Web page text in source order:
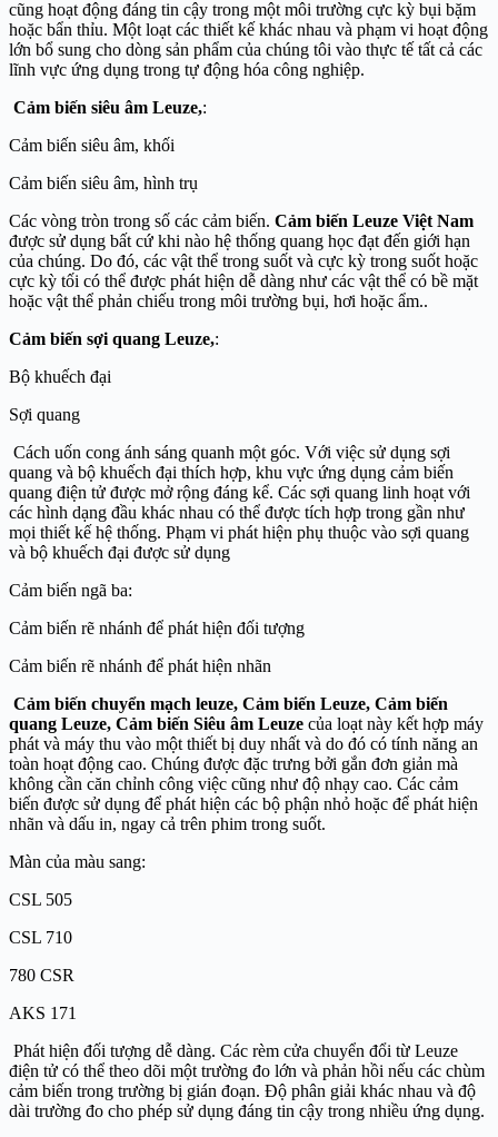
cũng hoạt động đáng tin cậy trong một môi trường cực kỳ bụi bặm
hoặc bẩn thỉu. Một loạt các thiết kế khác nhau và phạm vi hoạt động
lớn bổ sung cho dòng sản phẩm của chúng tôi vào thực tế tất cả các
lĩnh vực ứng dụng trong tự động hóa công nghiệp.
Cảm biến siêu âm Leuze,:
Cảm biến siêu âm, khối
Cảm biến siêu âm, hình trụ
Các vòng tròn trong số các cảm biến. Cảm biến Leuze Việt Nam
được sử dụng bất cứ khi nào hệ thống quang học đạt đến giới hạn
của chúng. Do đó, các vật thể trong suốt và cực kỳ trong suốt hoặc
cực kỳ tối có thể được phát hiện dễ dàng như các vật thể có bề mặt
hoặc vật thể phản chiếu trong môi trường bụi, hơi hoặc ẩm..
Cảm biến sợi quang Leuze,:
Bộ khuếch đại
Sợi quang
Cách uốn cong ánh sáng quanh một góc. Với việc sử dụng sợi
quang và bộ khuếch đại thích hợp, khu vực ứng dụng cảm biến
quang điện tử được mở rộng đáng kể. Các sợi quang linh hoạt với
các hình dạng đầu khác nhau có thể được tích hợp trong gần như
mọi thiết kế hệ thống. Phạm vi phát hiện phụ thuộc vào sợi quang
và bộ khuếch đại được sử dụng
Cảm biến ngã ba:
Cảm biến rẽ nhánh để phát hiện đối tượng
Cảm biến rẽ nhánh để phát hiện nhãn
Cảm biến chuyển mạch leuze, Cảm biến Leuze, Cảm biến
quang Leuze, Cảm biến Siêu âm Leuze của loạt này kết hợp máy
phát và máy thu vào một thiết bị duy nhất và do đó có tính năng an
toàn hoạt động cao. Chúng được đặc trưng bởi gắn đơn giản mà
không cần căn chỉnh công việc cũng như độ nhạy cao. Các cảm
biến được sử dụng để phát hiện các bộ phận nhỏ hoặc để phát hiện
nhãn và dấu in, ngay cả trên phim trong suốt.
Màn của màu sang:
CSL 505
CSL 710
780 CSR
AKS 171
Phát hiện đối tượng dễ dàng. Các rèm cửa chuyển đổi từ Leuze
điện tử có thể theo dõi một trường đo lớn và phản hồi nếu các chùm
cảm biến trong trường bị gián đoạn. Độ phân giải khác nhau và độ
dài trường đo cho phép sử dụng đáng tin cậy trong nhiều ứng dụng.